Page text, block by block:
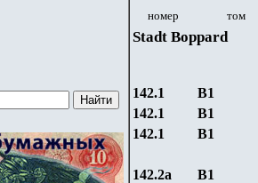
номер том
Stadt Boppard
142.1 B1
142.1
B1
142.1
B1
142.2a B1